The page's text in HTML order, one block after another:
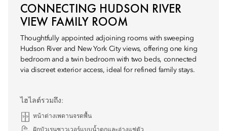
CONNECTING HUDSON RIVER
VIEW FAMILY ROOM
Thoughtfully appointed adjoining rooms with sweeping
Hudson River and New York City views, offering one king
bedroom and a twin bedroom with two beds, connected
via discreet exterior access, ideal for refined family stays.
ไฮไลต์รวมถึง:
หน้าต่างเพดานจรดพื้น